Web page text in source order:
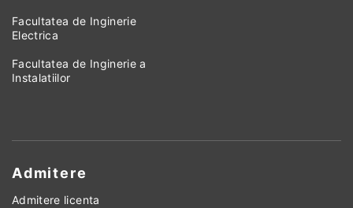
Facultatea de Inginerie
Electrica
Facultatea de Inginerie a
Instalatiilor
Admitere
Admitere licenta